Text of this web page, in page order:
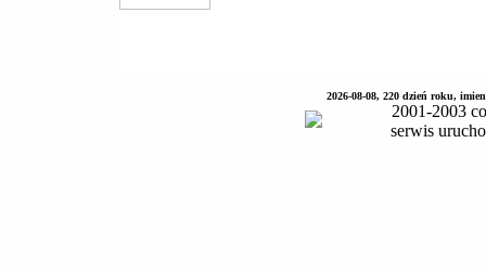
2026-08-08, 220 dzień roku,
2001-2003
serwis